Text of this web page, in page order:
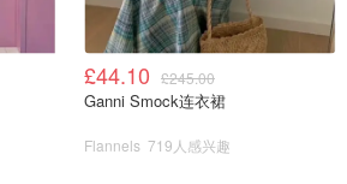
£44.10 £245.00
Ganni Smock连衣裙
Flannels 719人感兴趣